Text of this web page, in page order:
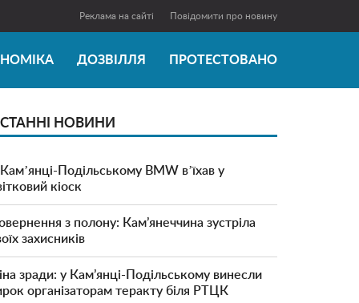
Реклама на сайті Повідомити про новину
ДОЗВІЛЛЯ ПРОТЕСТОВАНО
НОВИНИ
Подільському BMW вʼїхав у
кіоск
з полону: Кам’янеччина зустріла
захисників
зради: у Кам’янці-Подільському винесли
організаторам теракту біля РТЦК